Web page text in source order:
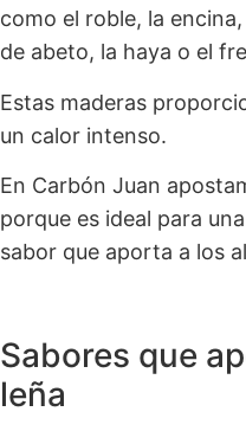
como el roble, la
de abeto, la haya o el
Estas maderas
un calor intenso.
En Carbón Juan
porque es ideal para
sabor que aporta a los
Sabores que
leña